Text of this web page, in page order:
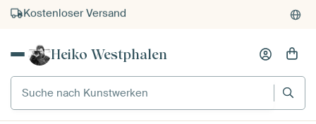
Kauf auf Rechnung
Individueller Druck auf Bestellung
Heiko Westphalen
Suche nach Kunstwerken